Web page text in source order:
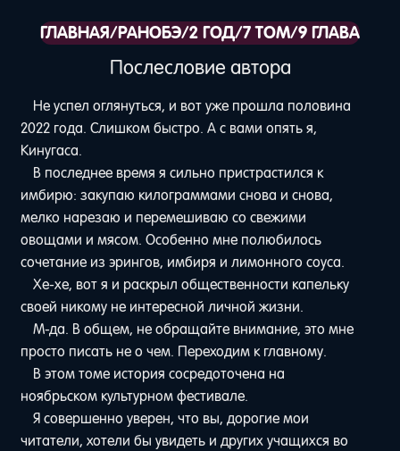
ГЛАВНАЯ/РАНОБЭ/2 ГОД/7 ТОМ/9 ГЛАВА
Послесловие автора
Не успел оглянуться, и вот уже прошла половина
2022 года. Слишком быстро. А с вами опять я,
Кинугаса.
В последнее время я сильно пристрастился к
имбирю: закупаю килограммами снова и снова,
мелко нарезаю и перемешиваю со свежими
овощами и мясом. Особенно мне полюбилось
сочетание из эрингов, имбиря и лимонного соуса.
Хе-хе, вот я и раскрыл общественности капельку
своей никому не интересной личной жизни.
М-да. В общем, не обращайте внимание, это мне
просто писать не о чем. Переходим к главному.
В этом томе история сосредоточена на
ноябрьском культурном фестивале.
Я совершенно уверен, что вы, дорогие мои
читатели, хотели бы увидеть и других учащихся во